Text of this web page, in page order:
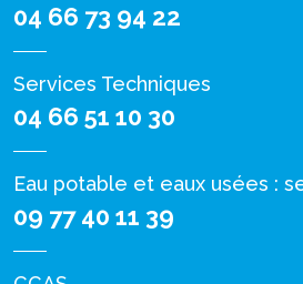
04 66 73 94 22
Services Techniques
04 66 51 10 30
Eau potable et eaux usées :
09 77 40 11 39